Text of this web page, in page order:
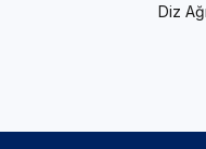
Diz